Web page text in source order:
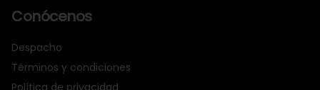
Conócenos
Despacho
Términos y condiciones
Política de privacidad